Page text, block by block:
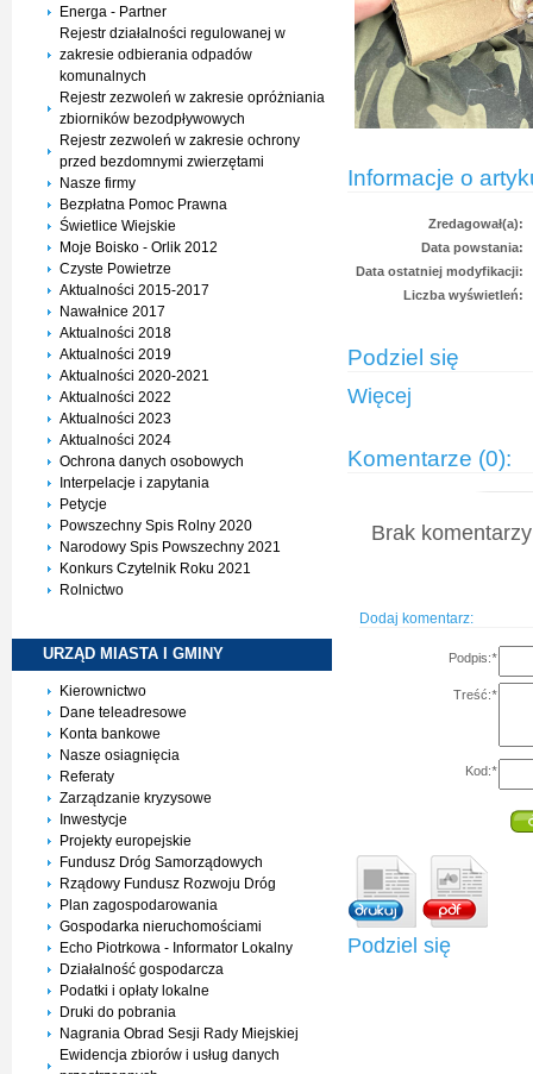
Energa - Partner
Rejestr działalności regulowanej w
zakresie odbierania odpadów
komunalnych
Rejestr zezwoleń w zakresie opróżniania
zbiorników bezodpływowych
Rejestr zezwoleń w zakresie ochrony
przed bezdomnymi zwierzętami
Nasze firmy
Bezpłatna Pomoc Prawna
Świetlice Wiejskie
Moje Boisko - Orlik 2012
Czyste Powietrze
Aktualności 2015-2017
Nawałnice 2017
Aktualności 2018
Aktualności 2019
Aktualności 2020-2021
Aktualności 2022
Aktualności 2023
Aktualności 2024
Ochrona danych osobowych
Interpelacje i zapytania
Petycje
Powszechny Spis Rolny 2020
Narodowy Spis Powszechny 2021
Konkurs Czytelnik Roku 2021
Rolnictwo
URZĄD MIASTA I GMINY
Kierownictwo
Dane teleadresowe
Konta bankowe
Nasze osiagnięcia
Referaty
Zarządzanie kryzysowe
Inwestycje
Projekty europejskie
Fundusz Dróg Samorządowych
Rządowy Fundusz Rozwoju Dróg
Plan zagospodarowania
Gospodarka nieruchomościami
Echo Piotrkowa - Informator Lokalny
Działalność gospodarcza
Podatki i opłaty lokalne
Druki do pobrania
Nagrania Obrad Sesji Rady Miejskiej
Ewidencja zbiorów i usług danych
Informacje o
Zredagował(a):
Data powstania:
Data ostatniej modyfikacji:
Liczba wyświetleń:
Podziel się
Więcej
Komentarze (0):
Brak
Dodaj komentarz:
Podpis:*
Treść:*
Kod:*
Podziel się